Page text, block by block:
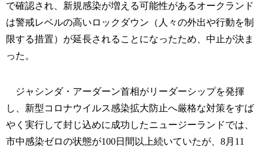
で確認され、新規感染が増える可能性があるオークランド
は警戒レベルの高いロックダウン（人々の外出や行動を制
限する措置）が延長されることになったため、中止が決ま
った。
ジャシンダ・アーダーン首相がリーダーシップを発揮
し、新型コロナウイルス感染拡大防止へ厳格な対策をすば
やく実行して封じ込めに成功したニュージーランドでは、
市中感染ゼロの状態が100日間以上続いていたが、8月11